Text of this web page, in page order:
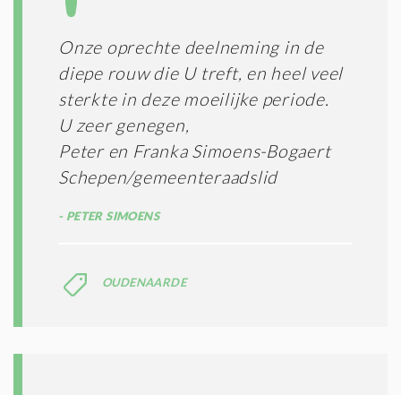
Onze oprechte deelneming in de
diepe rouw die U treft, en heel veel
sterkte in deze moeilijke periode.
U zeer genegen,
Peter en Franka Simoens-Bogaert
Schepen/gemeenteraadslid
PETER SIMOENS
OUDENAARDE